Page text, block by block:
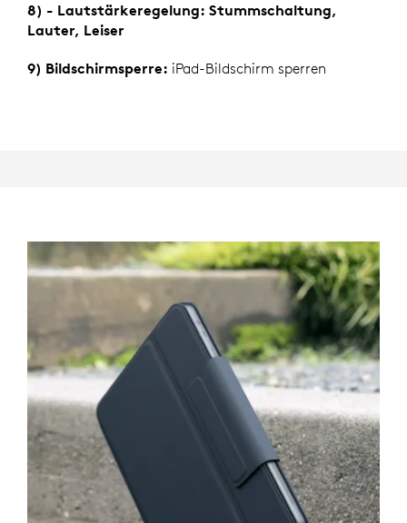
8) - Lautstärkeregelung: Stummschaltung,
Lauter, Leiser
9) Bildschirmsperre: iPad-Bildschirm sperren